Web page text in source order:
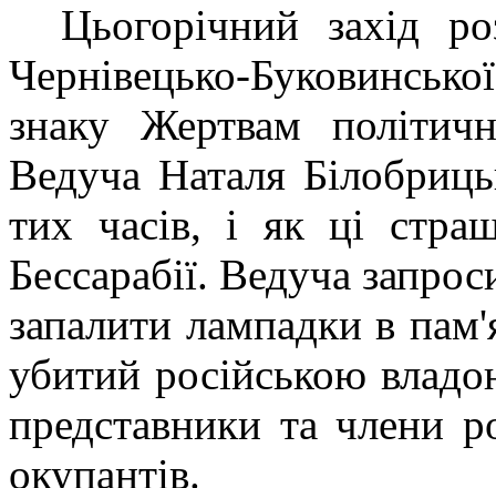
Цьогорічний захід
Чернівецько-
знаку Жертвам
Ведуча Наталя
тих часів, і як ці
Бессарабії. Ведуча
запалити лампадки в
убитий російською
представники та члени
окупантів.